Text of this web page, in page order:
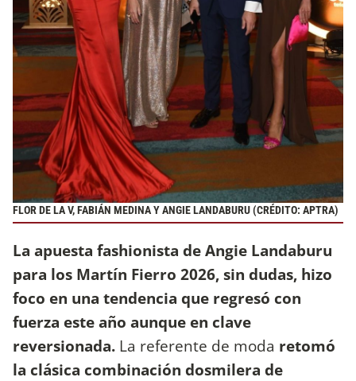
FLOR DE LA V, FABIÁN MEDINA Y ANGIE LANDABURU (CRÉDITO: APTRA)
La apuesta fashionista de Angie Landaburu
para los Martín Fierro 2026, sin dudas, hizo
foco en una tendencia que regresó con
fuerza este año aunque en clave
reversionada. La referente de moda retomó
la clásica combinación dosmilera de